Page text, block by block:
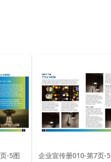
-5图 企业宣传册010-第7页-